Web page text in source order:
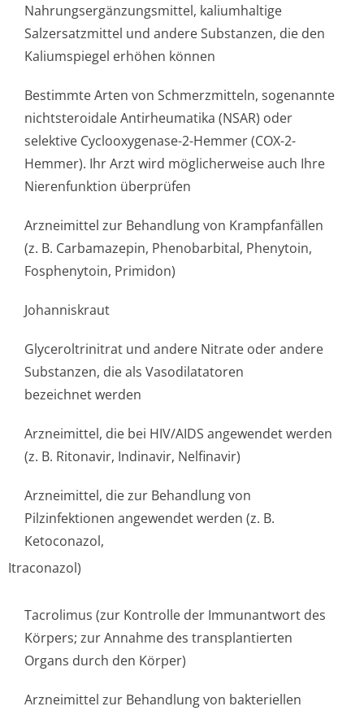
Nahrungsergänzun­gsmittel, kaliumhaltige
Salzersatzmittel und andere Substanzen, die den
Kaliumspiegel erhöhen können
Bestimmte Arten von Schmerzmitteln, sogenannte
nichtsteroidale Antirheumatika (NSAR) oder
selektive Cyclooxygenase-2-Hemmer (COX-2-
Hemmer). Ihr Arzt wird möglicherweise auch Ihre
Nierenfunktion überprüfen
Arzneimittel zur Behandlung von Krampfanfällen
(z. B. Carbamazepin, Phenobarbital, Phenytoin,
Fosphenytoin, Primidon)
Johanniskraut
Glyceroltrinitrat und andere Nitrate oder andere
Substanzen, die als Vasodilatatoren
bezeichnet werden
Arzneimittel, die bei HIV/AIDS angewendet werden
(z. B. Ritonavir, Indinavir, Nelfinavir)
Arzneimittel, die zur Behandlung von
Pilzinfektionen angewendet werden (z. B.
Ketoconazol,
Itraconazol)
Tacrolimus (zur Kontrolle der Immunantwort des
Körpers; zur Annahme des transplantierten
Organs durch den Körper)
Arzneimittel zur Behandlung von bakteriellen